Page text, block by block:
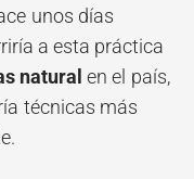
unos días
a esta práctica
natural en el país,
técnicas más